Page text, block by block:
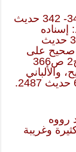
وأخرج مثله أبو يعلى في مسنده ج2 ص341- 342 حديث
إسناده
صحيح، وابن حبان في صحيحه ج15 ص385 حديث
صحيح على
شرط مسلم، والذهبي في تاريخ الإسلام ج2 ص366
والألباني
في سلسلة الأحاديث الصحيحة ج5 ص639 حديث 2487.
رووه
وغريبة